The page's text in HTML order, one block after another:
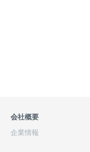
会社概要
企業情報